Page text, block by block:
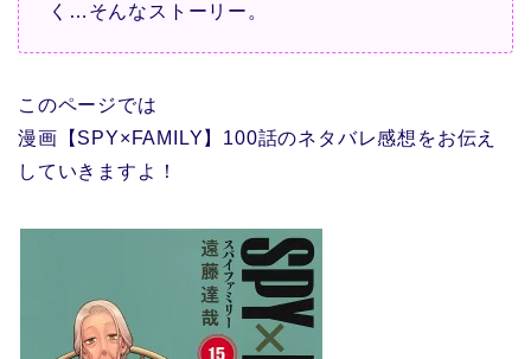
く…そんなストーリー。
このページでは
漫画【SPY×FAMILY】100話のネタバレ感想をお伝え
していきますよ！